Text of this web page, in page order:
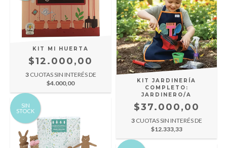
KIT MI HUERTA
$12.000,00
3 CUOTAS SIN INTERÉS DE
$4.000,00
KIT JARDINERÍA
COMPLETO:
JARDINERO/A
$37.000,00
3 CUOTAS SIN INTERÉS DE
$12.333,33
SIN
STOCK